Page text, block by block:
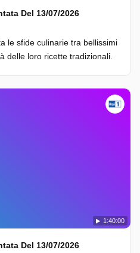
Del 13/07/2026
le sfide culinarie tra bellissimi
delle loro ricette tradizionali.
1:40:00
Del 13/07/2026